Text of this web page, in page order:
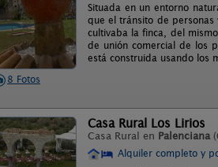
8 Fotos
Situada en un entorno
que el tránsito de
cultivaba la finca, del
de unión comercial de los
está construida usando los
Casa Rural Los Lirios
Casa Rural en Palenciana
Alquiler completo y